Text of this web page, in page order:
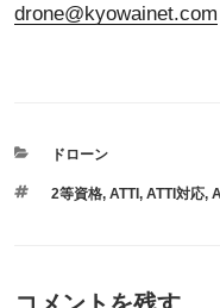
drone@kyowainet.com
カ
ゴ
ドローン
タ
2等資格, ATTI, ATTI対応,